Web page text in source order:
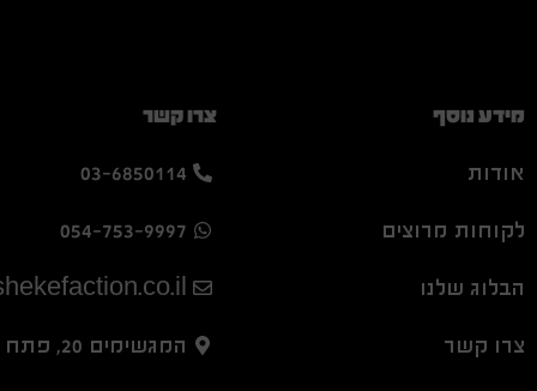
מידע נוסף
אודות
לקוחות מרוצים
הבלוג שלנו
צרו קשר
צרו קשר
03-6850114
054-753-9997
המגשימים 20, פתח תקווה